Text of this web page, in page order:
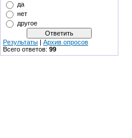
да
нет
другое
Результаты | Архив опросов
Всего ответов: 99